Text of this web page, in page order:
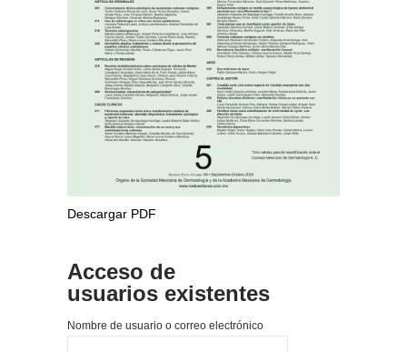
Descargar PDF
Acceso de
usuarios existentes
Nombre de usuario o correo electrónico